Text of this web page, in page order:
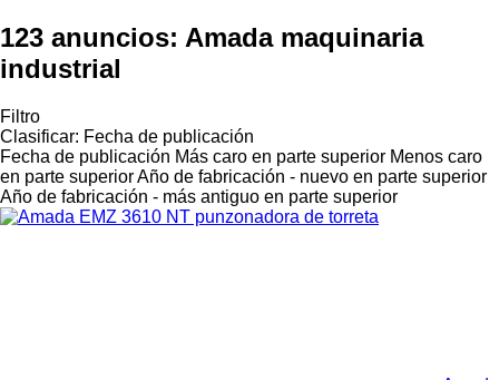
123 anuncios: Amada maquinaria
industrial
Filtro
Clasificar: Fecha de publicación
Fecha de publicación Más caro en parte superior Menos caro
en parte superiorAño de fabricación - nuevo en parte superior
Año de fabricación - más antiguo en parte superior